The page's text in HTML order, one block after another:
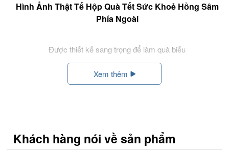
Hình Ảnh Thật Tế Hộp Quà Tết Sức Khoẻ Hồng Sâm
Phía Ngoài
Được thiết kế sang trọng để làm quà biếu
Xem thêm
Khách hàng nói về sản phẩm